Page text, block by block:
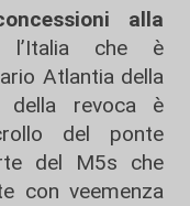
alla
che è
Atlantia della
della revoca è
del ponte
del M5s che
con veemenza